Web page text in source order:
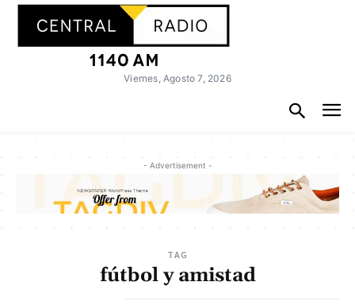
Viernes, Agosto 7, 2026
- Advertisement -
TAG
fútbol y amistad